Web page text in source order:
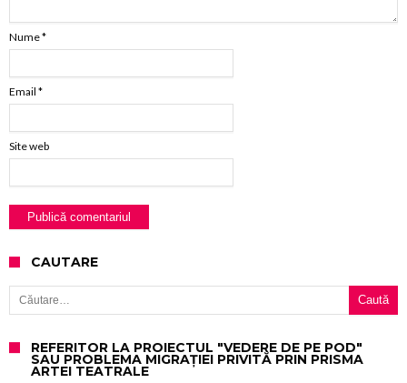
Nume*
Email *
Site web
CAUTARE
Caută după:
REFERITOR LA PROIECTUL "VEDERE DE PE POD"
SAU PROBLEMA MIGRAȚIEI PRIVITĂ PRIN PRISMA
ARTEI TEATRALE